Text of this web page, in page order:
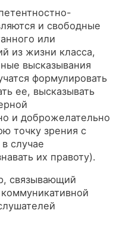
и свободные
или
из жизни класса,
высказывания
формулировать
ее, высказывать
и доброжелательно
точку зрения с
случае
их правоту).
связывающий